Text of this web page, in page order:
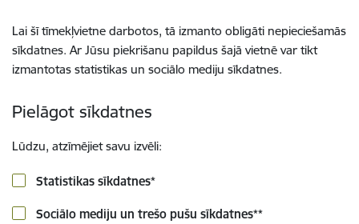
Lai šī tīmekļvietne darbotos, tā izmanto obligāti nepieciešamās
sīkdatnes. Ar Jūsu piekrišanu papildus šajā vietnē var tikt
izmantotas statistikas un sociālo mediju sīkdatnes.
Pielāgot sīkdatnes
Lūdzu, atzīmējiet savu izvēli:
Statistikas sīkdatnes*
Sociālo mediju un trešo pušu sīkdatnes**